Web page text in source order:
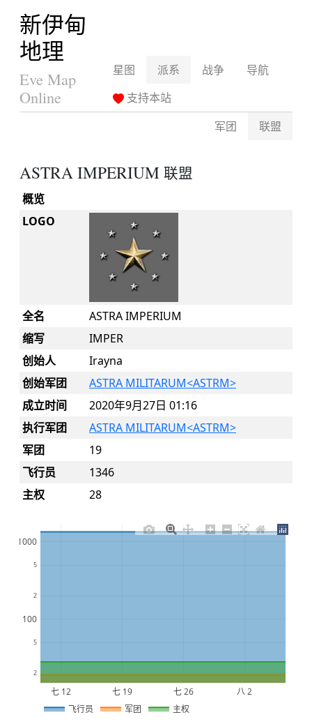
新伊甸
地理
Eve Map
Online
星图 派系 战争
导航
支持本站
联盟
军团
ASTRA IMPERIUM 联盟
概览
LOGO
全名
ASTRA IMPERIUM
缩写
IMPER
创始人
Irayna
创始军团
ASTRA MILITARUM<ASTRM>
成立时间
2020年9月27日 01:16
执行军团
ASTRA MILITARUM<ASTRM>
军团
19
飞行员
1346
主权
28
七 12
2026
七 19 七 26 八 2
2
5
100
2
5
1000
飞行员 军团 主权